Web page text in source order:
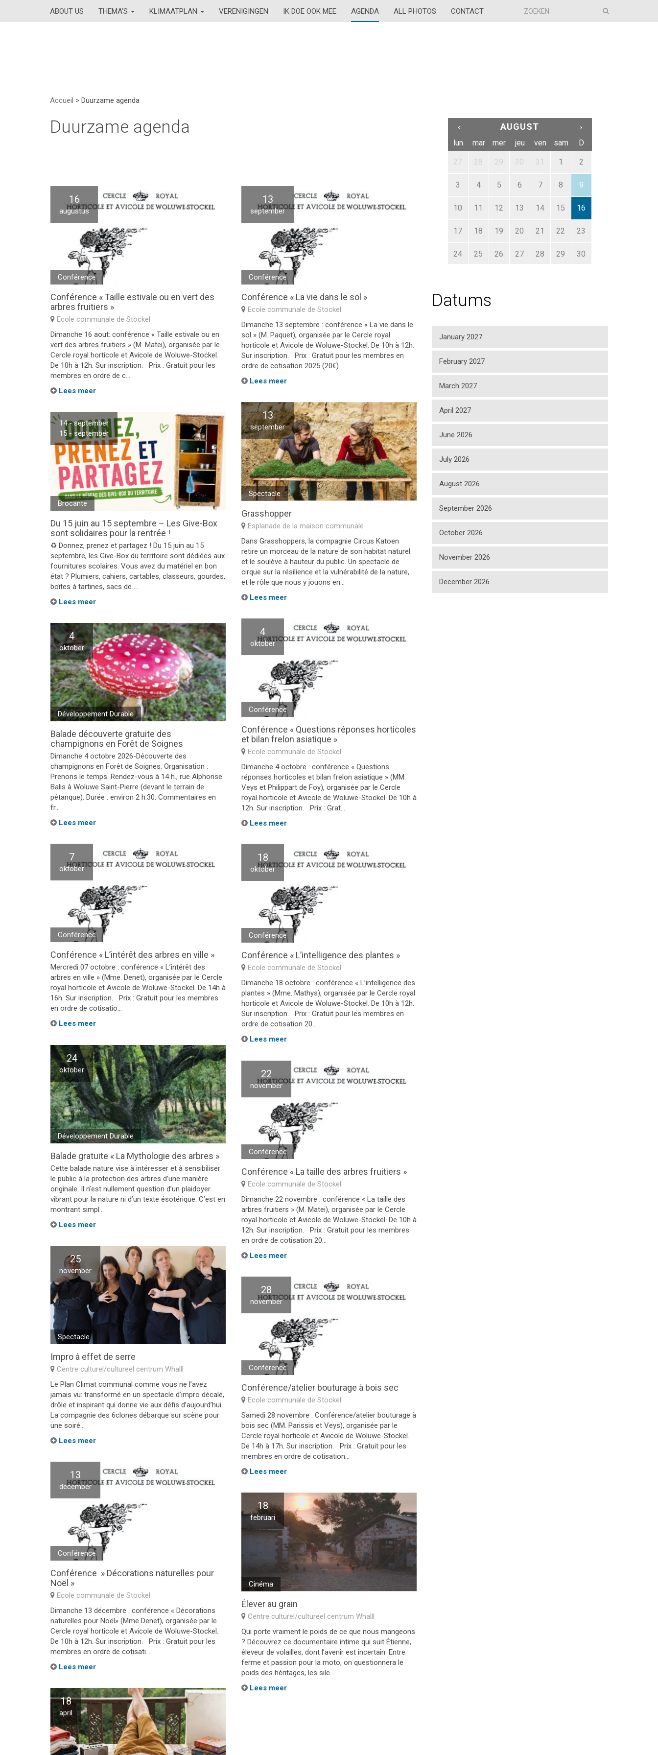
ABOUT US THEMA’S KLIMAATPLAN VERENIGINGEN IK DOE OOK MEE AGENDA ALL PHOTOS CONTACT
Accueil > Duurzame agenda
Duurzame agenda
16
augustus
Conférence
Conférence « Taille estivale ou en vert des
arbres fruitiers »
Ecole communale de Stockel
Dimanche 16 aout: conférence « Taille estivale ou en
vert des arbres fruitiers » (M. Matei), organisée par le
Cercle royal horticole et Avicole de Woluwe-Stockel.
De 10h à 12h. Sur inscription. Prix : Gratuit pour les
membres en ordre de c...
Lees meer
13
september
Conférence
Conférence « La vie dans le sol »
Ecole communale de Stockel
Dimanche 13 septembre : conférence « La vie dans le
sol » (M. Paquet), organisée par le Cercle royal
horticole et Avicole de Woluwe-Stockel. De 10h à 12h.
Sur inscription. Prix : Gratuit pour les membres en
ordre de cotisation 2025 (20€)...
Lees meer
13
september
Spectacle
Grasshopper
Esplanade de la maison communale
Dans Grasshoppers, la compagnie Circus Katoen
retire un morceau de la nature de son habitat naturel
et le soulève à hauteur du public. Un spectacle de
cirque sur la résilience et la vulnérabilité de la nature,
et le rôle que nous y jouons en...
Lees meer
14 - september
15 - september
Brocante
Du 15 juin au 15 septembre – Les Give-Box
sont solidaires pour la rentrée !
♻️ Donnez, prenez et partagez ! Du 15 juin au 15
septembre, les Give-Box du territoire sont dédiées aux
fournitures scolaires. Vous avez du matériel en bon
état ? Plumiers, cahiers, cartables, classeurs, gourdes,
boîtes à tartines, sacs de ...
Lees meer
4
oktober
Conférence
Conférence « Questions réponses horticoles
et bilan frelon asiatique »
Ecole communale de Stockel
Dimanche 4 octobre : conférence « Questions
réponses horticoles et bilan frelon asiatique » (MM.
Veys et Philippart de Foy), organisée par le Cercle
royal horticole et Avicole de Woluwe-Stockel. De 10h à
12h. Sur inscription. Prix : Grat...
Lees meer
4
oktober
Développement Durable
Balade découverte gratuite des
champignons en Forêt de Soignes
Dimanche 4 octobre 2026-Découverte des
champignons en Forêt de Soignes. Organisation :
Prenons le temps. Rendez-vous à 14 h., rue Alphonse
Balis à Woluwe Saint-Pierre (devant le terrain de
pétanque). Durée : environ 2 h.30. Commentaires en
fr...
Lees meer
7
oktober
Conférence
Conférence « L’intérêt des arbres en ville »
Mercredi 07 octobre : conférence « L’intérêt des
arbres en ville » (Mme. Denet), organisée par le Cercle
royal horticole et Avicole de Woluwe-Stockel. De 14h à
16h. Sur inscription. Prix : Gratuit pour les membres
en ordre de cotisatio...
Lees meer
18
oktober
Conférence
Conférence « L’intelligence des plantes »
Ecole communale de Stockel
Dimanche 18 octobre : conférence « L’intelligence des
plantes » (Mme. Mathys), organisée par le Cercle royal
horticole et Avicole de Woluwe-Stockel. De 10h à 12h.
Sur inscription. Prix : Gratuit pour les membres en
ordre de cotisation 20...
Lees meer
24
oktober
Développement Durable
Balade gratuite « La Mythologie des arbres »
Cette balade nature vise à intéresser et à sensibiliser
le public à la protection des arbres d’une manière
originale. Il n’est nullement question d’un plaidoyer
vibrant pour la nature ni d’un texte ésotérique. C’est en
montrant simpl...
Lees meer
22
november
Conférence
Conférence « La taille des arbres fruitiers »
Ecole communale de Stockel
Dimanche 22 novembre : conférence « La taille des
arbres fruitiers » (M. Matei), organisée par le Cercle
royal horticole et Avicole de Woluwe-Stockel. De 10h à
12h. Sur inscription. Prix : Gratuit pour les membres
en ordre de cotisation 20...
Lees meer
25
november
Spectacle
Impro à effet de serre
Centre culturel/cultureel centrum Whalll
Le Plan Climat communal comme vous ne l’avez
jamais vu: transformé en un spectacle d’impro décalé,
drôle et inspirant qui donne vie aux défis d’aujourd’hui.
La compagnie des 6clones débarque sur scène pour
une soiré...
Lees meer
28
november
Conférence
Conférence/atelier bouturage à bois sec
Ecole communale de Stockel
Samedi 28 novembre : Conférence/atelier bouturage à
bois sec (MM. Parissis et Veys), organisée par le
Cercle royal horticole et Avicole de Woluwe-Stockel.
De 14h à 17h. Sur inscription. Prix : Gratuit pour les
membres en ordre de cotisation...
Lees meer
13
december
Conférence
Conférence » Décorations naturelles pour
Noël »
Ecole communale de Stockel
Dimanche 13 décembre : conférence « Décorations
naturelles pour Noël» (Mme Denet), organisée par le
Cercle royal horticole et Avicole de Woluwe-Stockel.
De 10h à 12h. Sur inscription. Prix : Gratuit pour les
membres en ordre de cotisati...
Lees meer
18
februari
Cinéma
Élever au grain
Centre culturel/cultureel centrum Whalll
Qui porte vraiment le poids de ce que nous mangeons
? Découvrez ce documentaire intime qui suit Étienne,
éleveur de volailles, dont l’avenir est incertain. Entre
ferme et passion pour la moto, on questionnera le
poids des héritages, les sile...
Lees meer
18
april
‹ AUGUST ›
lun mar mer jeu ven sam D
27 28 29 30 31 1 2
3 4 5 6 7 8 9
10 11 12 13 14 15 16
17 18 19 20 21 22 23
24 25 26 27 28 29 30
Datums
January 2027
February 2027
March 2027
April 2027
June 2026
July 2026
August 2026
September 2026
October 2026
November 2026
December 2026